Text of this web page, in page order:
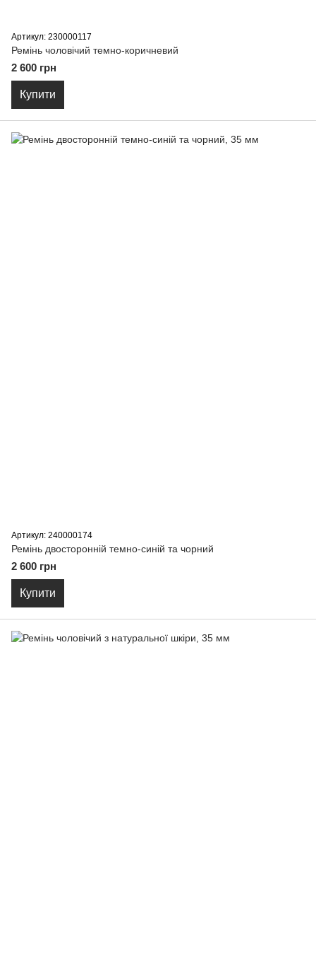
Артикул: 230000117
Ремiнь чоловiчий темно-коричневий
2 600 грн
Купити
Артикул: 240000174
Ремiнь двосторонній темно-синій та чорний
2 600 грн
Купити